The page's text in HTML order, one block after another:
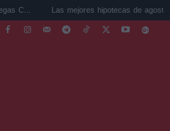
Las mejores hipotecas de agosto: el TAE más